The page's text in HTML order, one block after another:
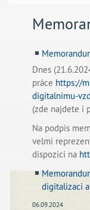
Dnes
práce https://
digitalnimu-
(zde najdete i
Na podpis
velmi
dispozici na
digitalizaci
06.09.2024